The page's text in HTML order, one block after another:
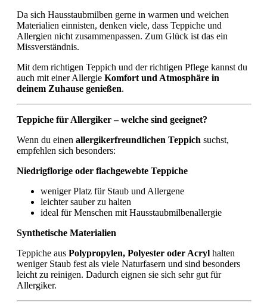
Da sich Hausstaubmilben gerne in warmen und weichen
Materialien einnisten, denken viele, dass Teppiche und
Allergien nicht zusammenpassen. Zum Glück ist das ein
Missverständnis.
Mit dem richtigen Teppich und der richtigen Pflege kannst du
auch mit einer Allergie Komfort und Atmosphäre in
deinem Zuhause genießen.
Teppiche für Allergiker – welche sind geeignet?
Wenn du einen allergikerfreundlichen Teppich suchst,
empfehlen sich besonders:
Niedrigflorige oder flachgewebte Teppiche
weniger Platz für Staub und Allergene
leichter sauber zu halten
ideal für Menschen mit Hausstaubmilbenallergie
Synthetische Materialien
Teppiche aus Polypropylen, Polyester oder Acryl halten
weniger Staub fest als viele Naturfasern und sind besonders
leicht zu reinigen. Dadurch eignen sie sich sehr gut für
Allergiker.